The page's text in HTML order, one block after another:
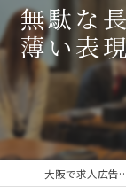
無駄な
薄い表
大阪で求人広告